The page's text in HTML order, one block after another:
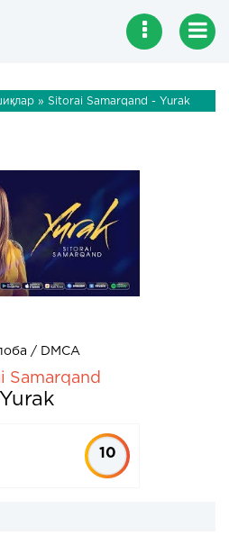
» Sitorai Samarqand - Yurak
/ DMCA
Samarqand
Yurak
10